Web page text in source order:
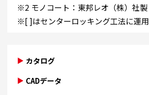
※2 モノコート：東邦レオ（株）社製
※[ ]はセンターロッキング工法に運用
カタログ
CADデータ